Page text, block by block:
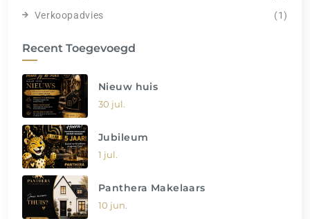
Verkoopadvies
(1)
Recent Toegevoegd
Nieuw huis
30 jul.
Jubileum
1 jul.
Panthera Makelaars
10 jun.